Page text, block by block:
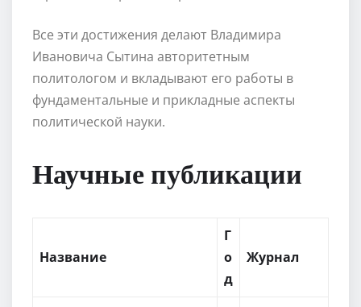
Все эти достижения делают Владимира
Ивановича Сытина авторитетным
политологом и вкладывают его работы в
фундаментальные и прикладные аспекты
политической науки.
Научные публикации
Название
Г
о
д
Журнал